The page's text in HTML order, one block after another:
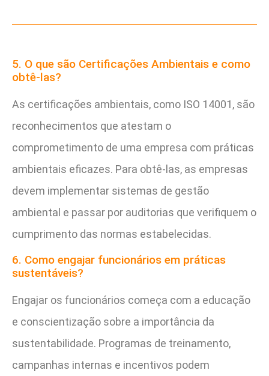
5. O que são Certificações Ambientais e como
obtê-las?
As certificações ambientais, como ISO 14001, são
reconhecimentos que atestam o
comprometimento de uma empresa com práticas
ambientais eficazes. Para obtê-las, as empresas
devem implementar sistemas de gestão
ambiental e passar por auditorias que verifiquem o
cumprimento das normas estabelecidas.
6. Como engajar funcionários em práticas
sustentáveis?
Engajar os funcionários começa com a educação
e conscientização sobre a importância da
sustentabilidade. Programas de treinamento,
campanhas internas e incentivos podem